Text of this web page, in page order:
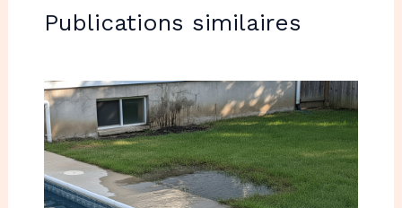
Publications similaires